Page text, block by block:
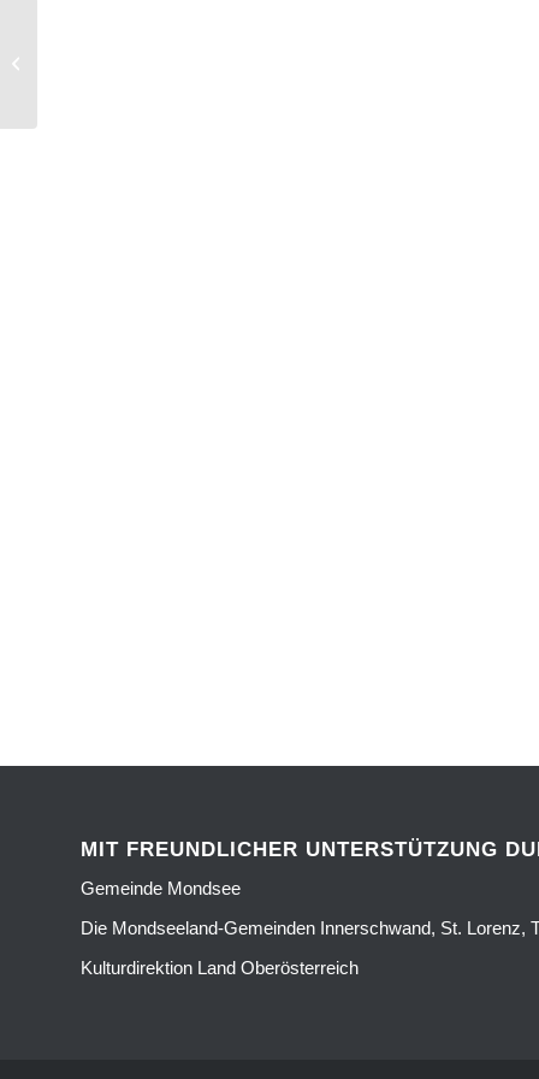
MIT FREUNDLICHER UNTERSTÜTZUNG
Gemeinde Mondsee
Die Mondseeland-Gemeinden Innerschwand, St. Lorenz,
Kulturdirektion Land Oberösterreich